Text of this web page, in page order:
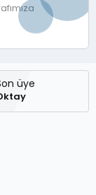
üye